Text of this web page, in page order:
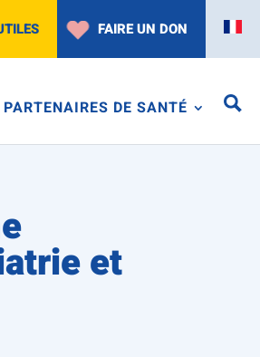
FAIRE UN DON
PARTENAIRES DE SANTÉ
et